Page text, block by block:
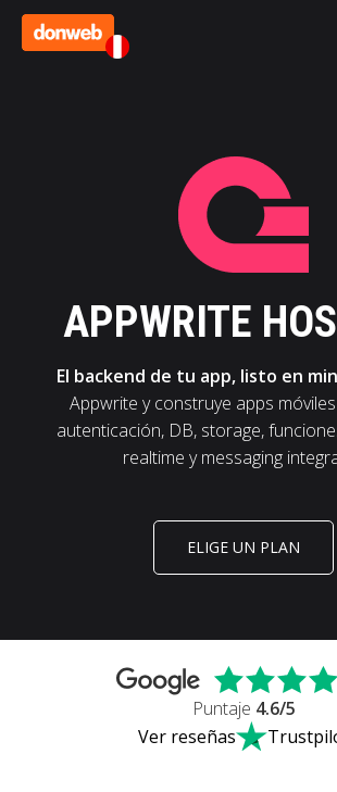
APPWRITE
El backend de tu app, listo en
Appwrite y construye apps
autenticación, DB, storage,
realtime y messaging
ELIGE UN PLAN
Puntaje 4.6/5
Ver reseñas